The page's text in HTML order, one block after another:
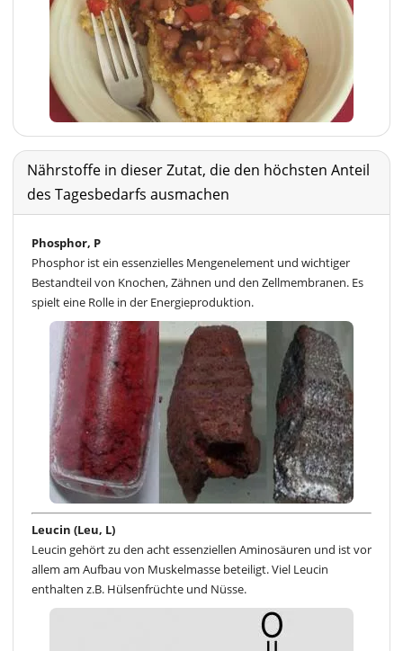
Nährstoffe in dieser Zutat, die den höchsten Anteil
des Tagesbedarfs ausmachen
Phosphor, P
Phosphor ist ein essenzielles Mengenelement und wichtiger
Bestandteil von Knochen, Zähnen und den Zellmembranen. Es
spielt eine Rolle in der Energieproduktion.
Leucin (Leu, L)
Leucin gehört zu den acht essenziellen Aminosäuren und ist vor
allem am Aufbau von Muskelmasse beteiligt. Viel Leucin
enthalten z.B. Hülsenfrüchte und Nüsse.